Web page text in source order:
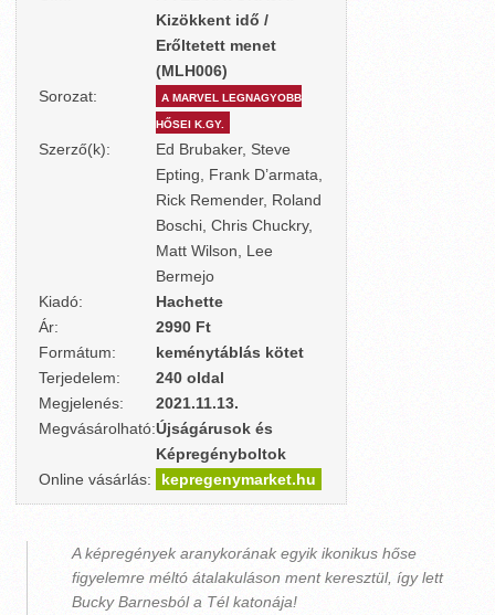
Kizökkent idő /
Erőltetett menet
(MLH006)
Sorozat:
A MARVEL LEGNAGYOBB
HŐSEI K.GY.
Szerző(k):
Ed Brubaker, Steve
Epting, Frank D’armata,
Rick Remender, Roland
Boschi, Chris Chuckry,
Matt Wilson, Lee
Bermejo
Kiadó:
Hachette
Ár:
2990 Ft
Formátum:
keménytáblás kötet
Terjedelem:
240 oldal
Megjelenés:
2021.11.13.
Megvásárolható:Újságárusok és
Képregényboltok
Online vásárlás:
kepregenymarket.hu
A képregények aranykorának egyik ikonikus hőse
figyelemre méltó átalakuláson ment keresztül, így lett
Bucky Barnesból a Tél katonája!